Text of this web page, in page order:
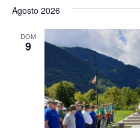
la
Agosto 2026
DOM
9